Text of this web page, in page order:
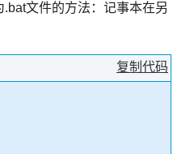
文件的方法：记事本在另
复制代码